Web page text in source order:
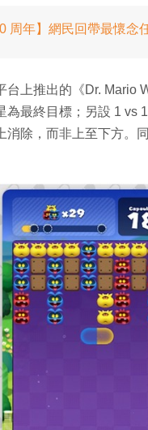
周年】網民回帶最懷念
台上推出的《Dr. Mario
為最終目標；另設 1 vs
消除，而非上至下方。